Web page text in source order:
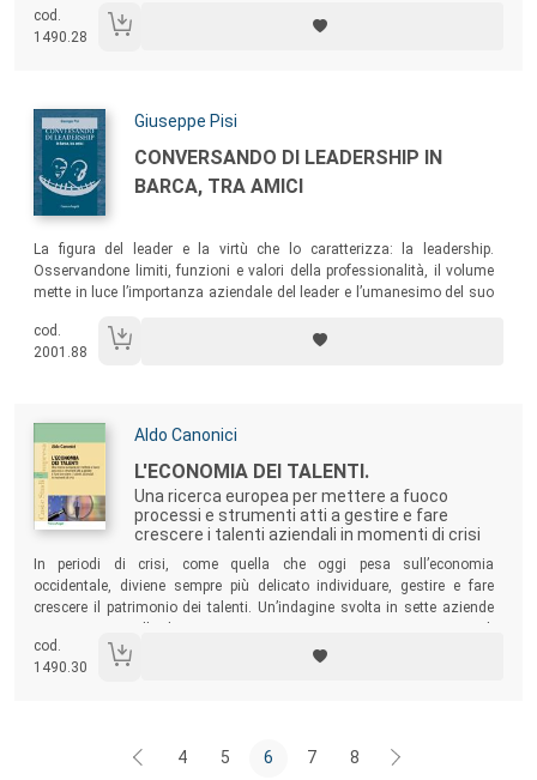
cristiana passano anche attraverso l’esercizio della responsabilità del
professionista, dell’imprenditore e del dirigente d’azienda.
cod.
1490.28
Autori:
Giuseppe Pisi
Titolo:
CONVERSANDO DI LEADERSHIP IN
BARCA, TRA AMICI
La figura del leader e la virtù che lo caratterizza: la leadership.
Osservandone limiti, funzioni e valori della professionalità, il volume
mette in luce l’importanza aziendale del leader e l’umanesimo del suo
cod.
2001.88
Autori:
Aldo Canonici
Titolo:
L'ECONOMIA DEI TALENTI.
Una ricerca europea per mettere a fuoco
processi e strumenti atti a gestire e fare
crescere i talenti aziendali in momenti di crisi
Sommario:
In periodi di crisi, come quella che oggi pesa sull’economia
occidentale, diviene sempre più delicato individuare, gestire e fare
crescere il patrimonio dei talenti. Un’indagine svolta in sette aziende
sono gli strumenti che possono aiutarci in questo compito.
cod.
1490.30
4 5 6 7 8